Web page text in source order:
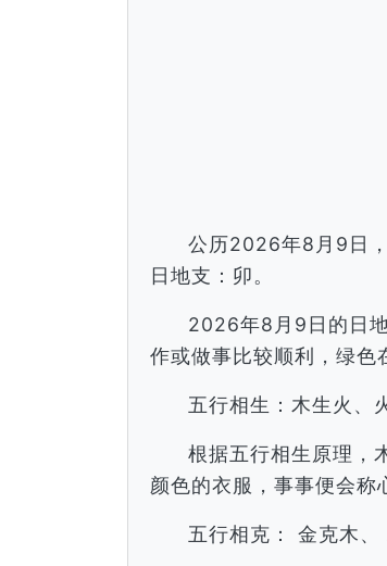
公历2026年8月9日
日地支：卯。
2026年8月9日的日
作或做事比较顺利，绿色
五行相生：木生火、
根据五行相生原理，
颜色的衣服，事事便会称
五行相克： 金克木、